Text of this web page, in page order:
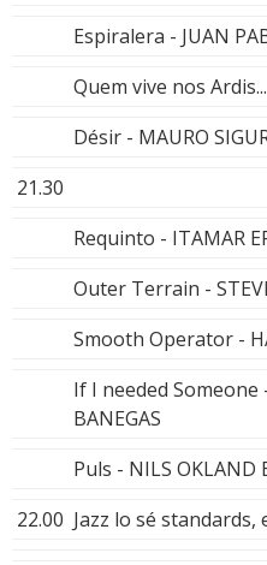
Espiralera - JUAN
Quem vive nos
Désir - MAURO
21.30
Requinto - ITAMAR
Outer Terrain -
Smooth Operator -
If I needed Someone
BANEGAS
Puls - NILS OKLAND
22.00 Jazz lo sé standards,